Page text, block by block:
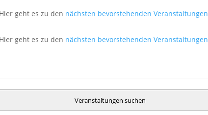
geht es zu den nächsten bevorstehenden Veranstaltungen
geht es zu den nächsten bevorstehenden Veranstaltungen
Veranstaltungen suchen